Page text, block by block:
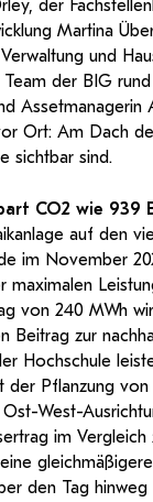
der
Martina
und
der BIG
Assetmanagerin
Ort: Am Dach
sichtbar sind.
CO2 wie 939
auf den
im November
maximalen
von 240 MWh
Beitrag zur
Hochschule
der Pflanzung
West-
im Vergleich
gleichmäßigere
den Tag
in öffentlich-
Konto
sicheren
PH
sondern über
Campus